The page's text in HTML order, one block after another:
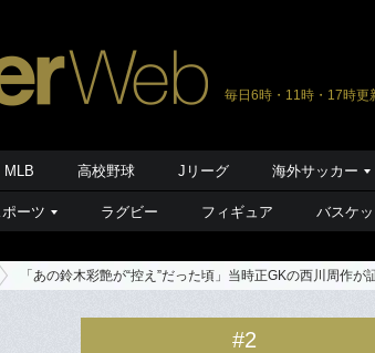
毎日6時・11時・17時更
MLB 高校野球 Jリーグ 海外サッカー
ーツ ラグビー フィギュア バスケ
「あの鈴木彩艶が“控え”だった頃」当時正GKの西川周作
#2